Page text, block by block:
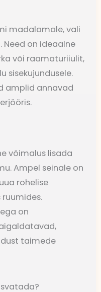
madalamale, vali
Need on ideaalne
või raamaturiiulit,
sisekujundusele.
amplid annavad
võimalus lisada
Ampel seinale on
rohelise
on
taimede